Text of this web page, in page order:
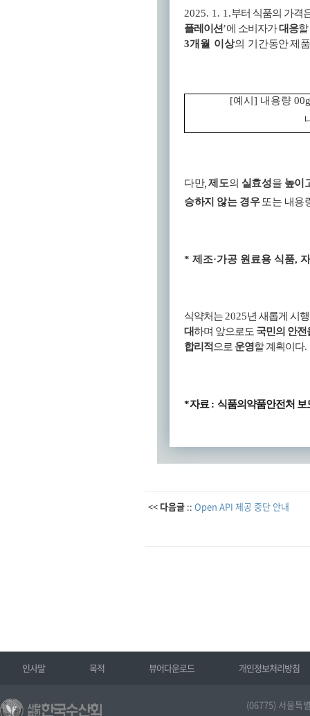
2025. 1. 1.부터 식품의 가격
플레이션’에 소비자가대응할
3개월 이상의 기간동안제
[예시] 내용량
다만,제도의 실효성을 높이
승하지 않는 경우 또는 내용
* 제조·가공 원료용 식품,
식약처는2025년 새롭게 시
대하며 앞으로도 국민의 안전
합리적으로 운영할 계획이다.
*자료: 식품의약품안전처 보
<< 다음글 :: Open API 제공 중단 안내
인사말 목적 뷰어다운로드 개인정보처리방침
(06775) 서울특